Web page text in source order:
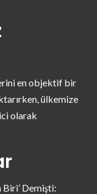
en objektif bir
ülkemize
olarak
Biri’ Demişti: